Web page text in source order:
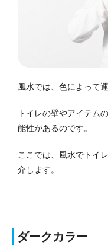
風水では、色によって
トイレの壁やアイテム
能性があるのです。
ここでは、風水でトイ
介します。
ダークカラー